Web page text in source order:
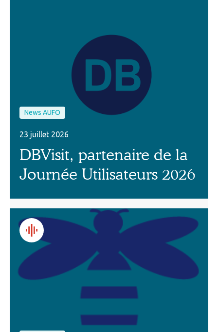
News AUFO
23 juillet 2026
DBVisit, partenaire de la
Journée Utilisateurs 2026